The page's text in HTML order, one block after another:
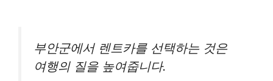
부안군에서 렌트카를 선택하는 것은
여행의 질을 높여줍니다.